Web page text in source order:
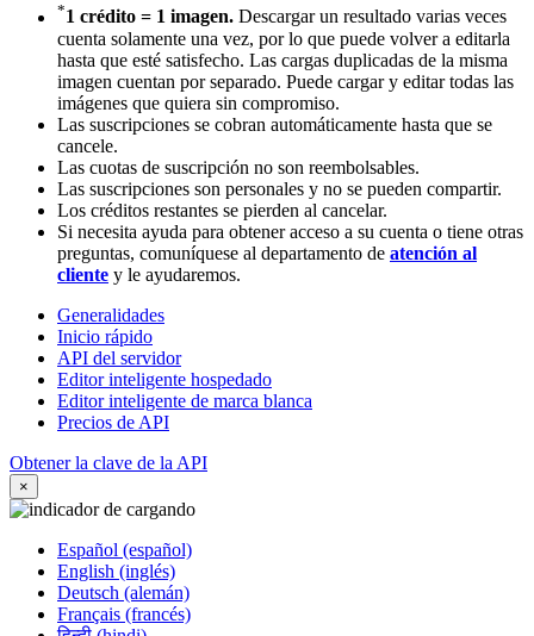
*1 crédito = 1 imagen. Descargar un resultado varias veces
cuenta solamente una vez, por lo que puede volver a editarla
hasta que esté satisfecho. Las cargas duplicadas de la misma
imagen cuentan por separado. Puede cargar y editar todas las
imágenes que quiera sin compromiso.
Las suscripciones se cobran automáticamente hasta que se
cancele.
Las cuotas de suscripción no son reembolsables.
Las suscripciones son personales y no se pueden compartir.
Los créditos restantes se pierden al cancelar.
Si necesita ayuda para obtener acceso a su cuenta o tiene otras
preguntas, comuníquese al departamento de atención al
cliente y le ayudaremos.
Generalidades
Inicio rápido
API del servidor
Editor inteligente hospedado
Editor inteligente de marca blanca
Precios de API
Obtener la clave de la API
×
Español (español)
English (inglés)
Deutsch (alemán)
Français (francés)